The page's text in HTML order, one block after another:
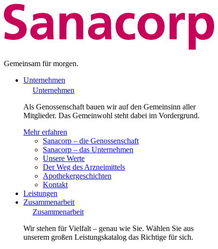
Gemeinsam für morgen.
Unternehmen
Unternehmen
Als Genossenschaft bauen wir auf den Gemeinsinn aller
Mitglieder. Das Gemeinwohl steht dabei im Vordergrund.
Mehr erfahren
Sanacorp – die Genossenschaft
Sanacorp – das Unternehmen
Unsere Werte
Der Weg des Arzneimittels
Apothekergeschichten
Kontakt
Leistungen
Zusammenarbeit
Zusammenarbeit
Wir stehen für Vielfalt – genau wie Sie. Wählen Sie aus
unserem großen Leistungskatalog das Richtige für sich.